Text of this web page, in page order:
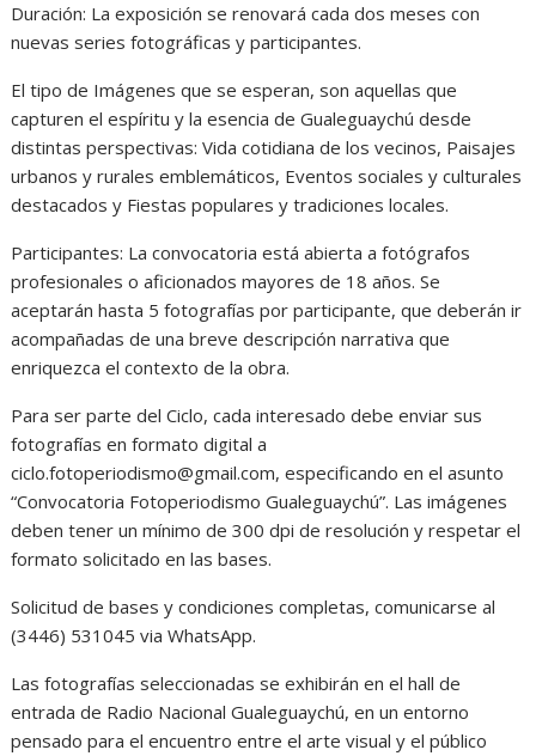
Duración: La exposición se renovará cada dos meses con
nuevas series fotográficas y participantes.
El tipo de Imágenes que se esperan, son aquellas que
capturen el espíritu y la esencia de Gualeguaychú desde
distintas perspectivas: Vida cotidiana de los vecinos, Paisajes
urbanos y rurales emblemáticos, Eventos sociales y culturales
destacados y Fiestas populares y tradiciones locales.
Participantes: La convocatoria está abierta a fotógrafos
profesionales o aficionados mayores de 18 años. Se
aceptarán hasta 5 fotografías por participante, que deberán ir
acompañadas de una breve descripción narrativa que
enriquezca el contexto de la obra.
Para ser parte del Ciclo, cada interesado debe enviar sus
fotografías en formato digital a
ciclo.fotoperiodismo@gmail.com, especificando en el asunto
“Convocatoria Fotoperiodismo Gualeguaychú”. Las imágenes
deben tener un mínimo de 300 dpi de resolución y respetar el
formato solicitado en las bases.
Solicitud de bases y condiciones completas, comunicarse al
(3446) 531045 via WhatsApp.
Las fotografías seleccionadas se exhibirán en el hall de
entrada de Radio Nacional Gualeguaychú, en un entorno
pensado para el encuentro entre el arte visual y el público